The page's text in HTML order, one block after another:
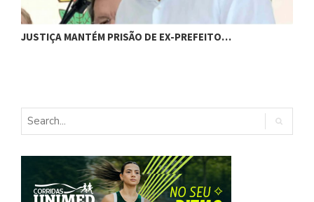
JUSTIÇA MANTÉM PRISÃO DE EX-PREFEITO…